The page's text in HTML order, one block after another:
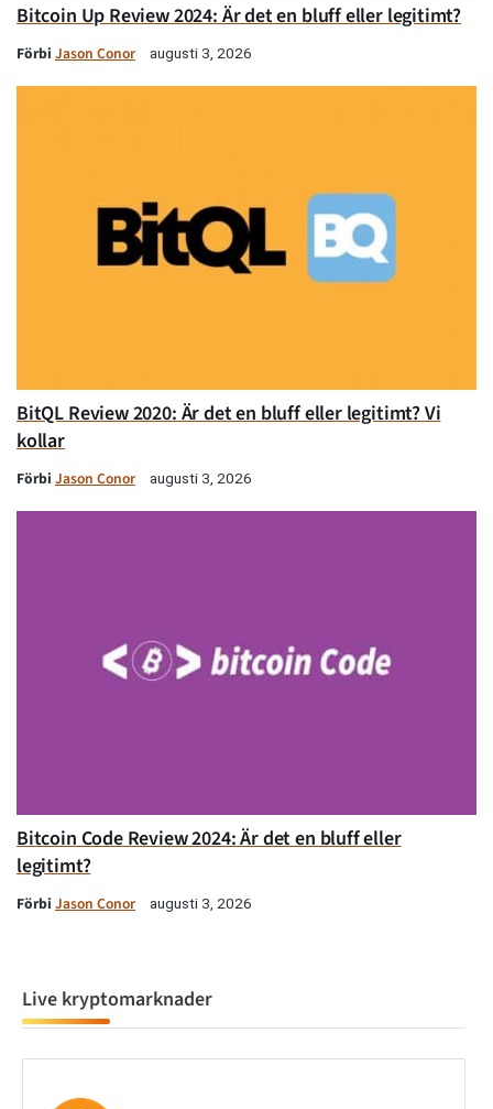
Bitcoin Up Review 2024: Är det en bluff eller legitimt?
Förbi Jason Conor augusti 3, 2026
BitQL Review 2020: Är det en bluff eller legitimt? Vi
kollar
Förbi Jason Conor augusti 3, 2026
Bitcoin Code Review 2024: Är det en bluff eller
legitimt?
Förbi Jason Conor augusti 3, 2026
Live kryptomarknader